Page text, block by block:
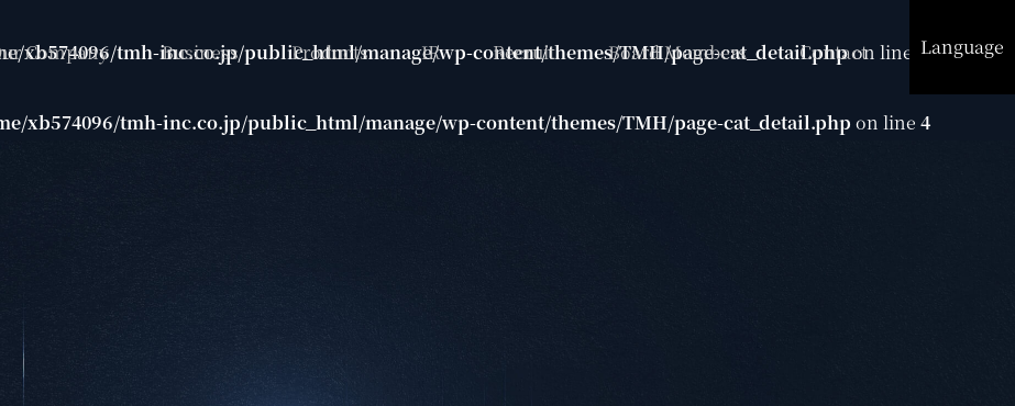
Company Business Products IR Recruit Board Members Contact Language
xb574096/tmh-inc.co.jp/public_html/manage/wp-content/themes/TMH/page-cat_detail.phpon line 3
xb574096/tmh-inc.co.jp/public_html/manage/wp-content/themes/TMH/page-cat_detail.php on line 4